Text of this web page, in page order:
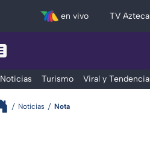
en vivo TV Azteca
Noticias Turismo Viral y Tendencia
Noticias Nota